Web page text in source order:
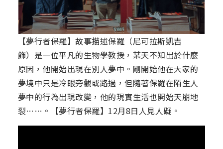
【夢行者保羅】故事描述保羅（尼可拉斯凱吉
飾）是一位平凡的生物學教授，某天不知出於什麼
原因，他開始出現在別人夢中。剛開始他在大家的
夢境中只是冷眼旁觀或路過，但隨著保羅在陌生人
夢中的行為出現改變，他的現實生活也開始天崩地
裂……。【夢行者保羅】12月8日人見人礙。